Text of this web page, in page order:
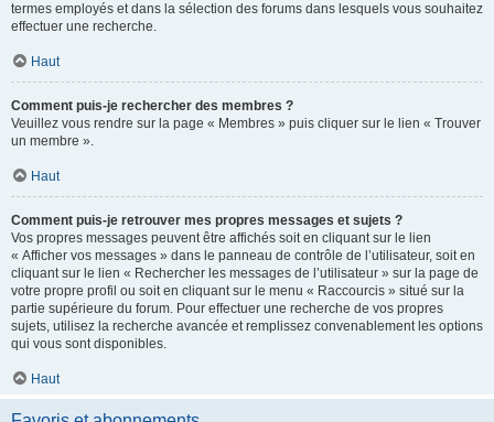
termes employés et dans la sélection des forums dans lesquels vous souhaitez
effectuer une recherche.
Haut
Comment puis-je rechercher des membres ?
Veuillez vous rendre sur la page « Membres » puis cliquer sur le lien « Trouver
un membre ».
Haut
Comment puis-je retrouver mes propres messages et sujets ?
Vos propres messages peuvent être affichés soit en cliquant sur le lien
« Afficher vos messages » dans le panneau de contrôle de l’utilisateur, soit en
cliquant sur le lien « Rechercher les messages de l’utilisateur » sur la page de
votre propre profil ou soit en cliquant sur le menu « Raccourcis » situé sur la
partie supérieure du forum. Pour effectuer une recherche de vos propres
sujets, utilisez la recherche avancée et remplissez convenablement les options
qui vous sont disponibles.
Haut